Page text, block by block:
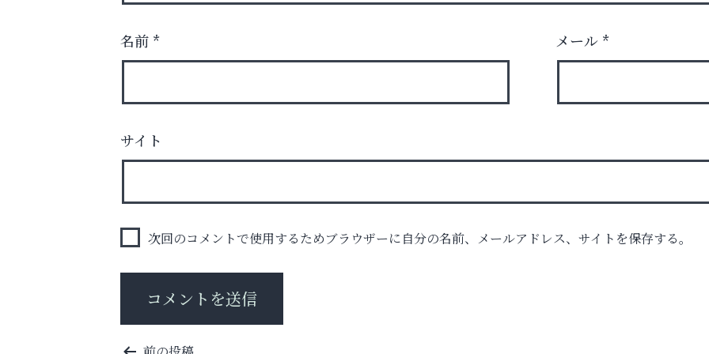
スマホは何時間までなら大丈夫？ ～スマホ時代
アテイン音楽教室
名前 * メール *
サイト
次回のコメントで使用するためブラウザーに自分の名前、メールアドレス、サイトを保存する。